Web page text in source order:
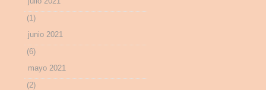
(1)
junio 2021
(6)
mayo 2021
(2)